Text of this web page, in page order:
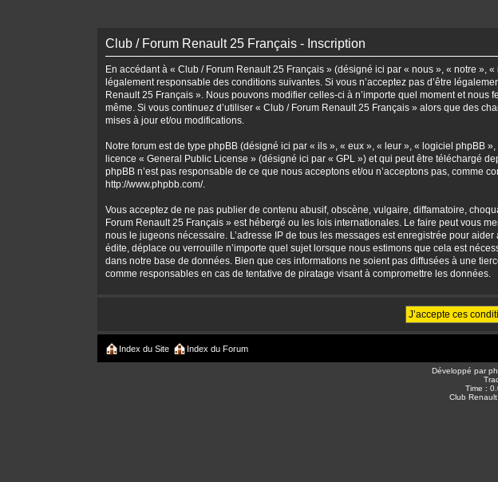
Club / Forum Renault 25 Français - Inscription
En accédant à « Club / Forum Renault 25 Français » (désigné ici par « nous », « notre »,
légalement responsable des conditions suivantes. Si vous n’acceptez pas d’être
Renault 25 Français ». Nous pouvons modifier celles-ci à n’importe quel moment et
même. Si vous continuez d’utiliser « Club / Forum Renault 25 Français » alors que des
mises à jour et/ou modifications.
Notre forum est de type phpBB (désigné ici par « ils », « eux », « leur », « logiciel phpBB
licence « General Public License » (désigné ici par « GPL ») et qui peut être téléchargé
phpBB n’est pas responsable de ce que nous acceptons et/ou n’acceptons pas, comme
http://www.phpbb.com/.
Vous acceptez de ne pas publier de contenu abusif, obscène, vulgaire, diffamatoire,
Forum Renault 25 Français » est hébergé ou les lois internationales. Le faire peut vous
nous le jugeons nécessaire. L’adresse IP de tous les messages est enregistrée pour
édite, déplace ou verrouille n’importe quel sujet lorsque nous estimons que cela est
dans notre base de données. Bien que ces informations ne soient pas diffusées à une
comme responsables en cas de tentative de piratage visant à compromettre les données.
Index du Site Index du Forum
Développé par
Time :
Club